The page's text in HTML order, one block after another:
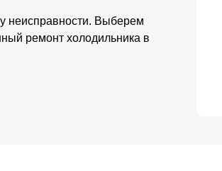
неисправности. Выберем
ремонт холодильника в